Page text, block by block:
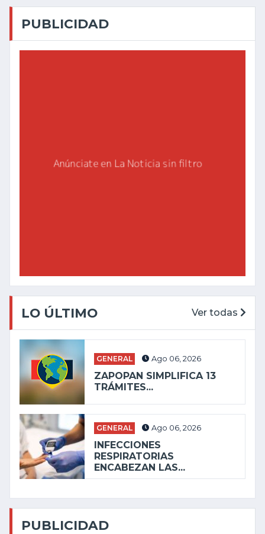
PUBLICIDAD
LO ÚLTIMO Ver todas
GENERAL Ago 06, 2026
ZAPOPAN SIMPLIFICA 13
TRÁMITES...
GENERAL Ago 06, 2026
INFECCIONES
RESPIRATORIAS
ENCABEZAN LAS...
PUBLICIDAD